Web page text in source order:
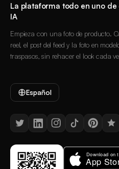
La plataforma todo en uno
IA
Empieza con una foto de producto.
reel, el post del feed y la foto en
traspasos, sin rehacer el look cada
Español